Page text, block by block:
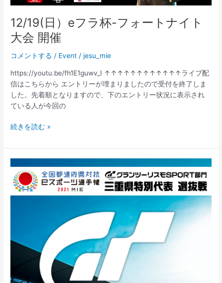
ト
大
会
12/19(日）eフラ杯-フォートナイト
大会 開催
コメントする / Event /jesu_mie
https://youtu.be/fh1E1guwv_I ↑↑↑↑↑↑↑↑↑↑↑↑ライブ配
信はこちらから エントリーが埋まりましたので受付を終了しま
した。先着順となりますので、下のエントリー状況に表示され
ている人が今回の
12/19(日）
フ
ラ
杯-
フ
ォ
開
続きを読む »